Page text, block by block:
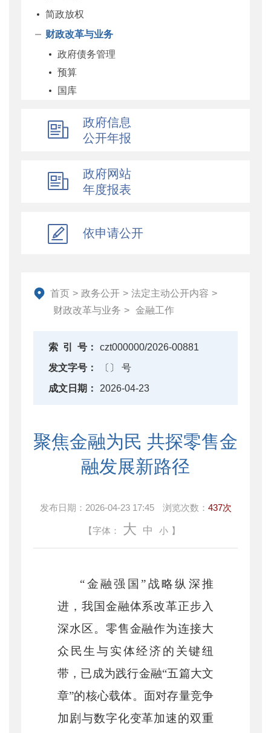
简政放权
财政改革与业务
政府债务管理
预算
国库
科教和文化
农业农村
自然资源和生态环境
乡村振兴
资产监督管理
金融工作
财政内控监督
下载中心
重点领域信息公开
政府信息
公开年报
政府网站
年度报表
依申请公开
首页 > 政务公开 > 法定主动公开内容 >
财政改革与业务 > 金融工作
索 引 号：
czt000000/2026-00881
发文字号：
〔〕 号
成文日期：
2026-04-23
聚焦金融为民 共探零售金
融发展新路径
发布日期： 2026-04-23 17:45 浏览次数： 437次
【字体： 大 中 小 】
“金融强国”战略纵深推
进，我国金融体系改革正步入
深水区。零售金融作为连接大
众民生与实体经济的关键纽
带，已成为践行金融“五篇大文
章”的核心载体。面对存量竞争
加剧与数字化变革加速的双重